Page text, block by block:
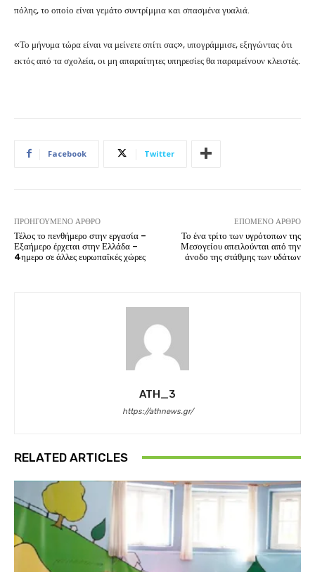
πόλης, το οποίο είναι γεμάτο συντρίμμια και σπασμένα γυαλιά.
«Το μήνυμα τώρα είναι να μείνετε σπίτι σας», υπογράμμισε, εξηγώντας ότι
εκτός από τα σχολεία, οι μη απαραίτητες υπηρεσίες θα παραμείνουν κλειστές.
Facebook Twitter
ΠΡΟΗΓΟΎΜΕΝΟ ΆΡΘΡΟ
Τέλος το πενθήμερο στην εργασία –
Εξαήμερο έρχεται στην Ελλάδα –
4ημερο σε άλλες ευρωπαϊκές χώρες
ΕΠΌΜΕΝΟ ΆΡΘΡΟ
Το ένα τρίτο των υγρότοπων της
Μεσογείου απειλούνται από την
άνοδο της στάθμης των υδάτων
ATH_3
https://athnews.gr/
RELATED ARTICLES